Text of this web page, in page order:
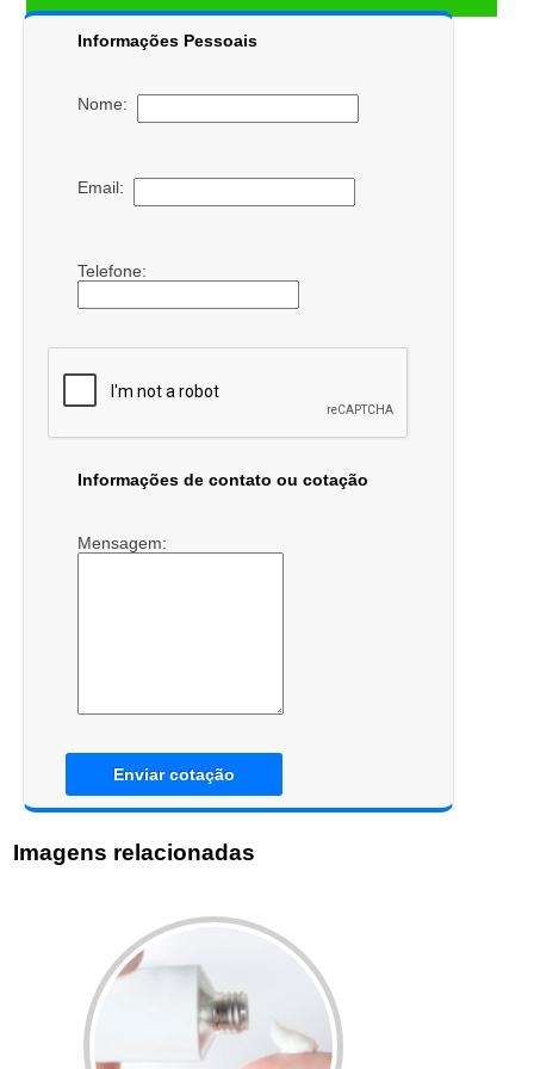
Informações Pessoais
Nome:
Email:
Telefone:
Informações de contato ou cotação
Mensagem:
Enviar cotação
Imagens relacionadas